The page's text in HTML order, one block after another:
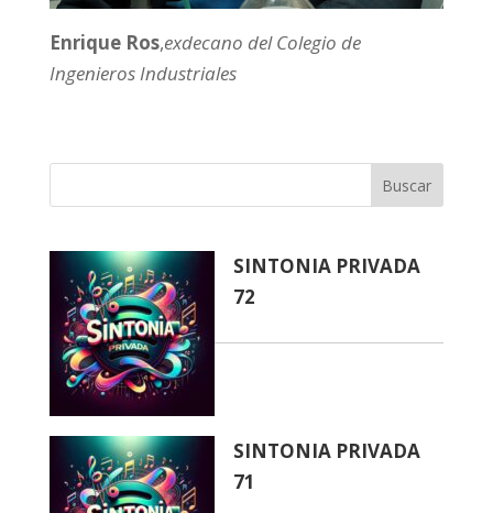
Enrique Ros,exdecano del Colegio de
Ingenieros Industriales
Buscar
SINTONIA PRIVADA
72
SINTONIA PRIVADA
71